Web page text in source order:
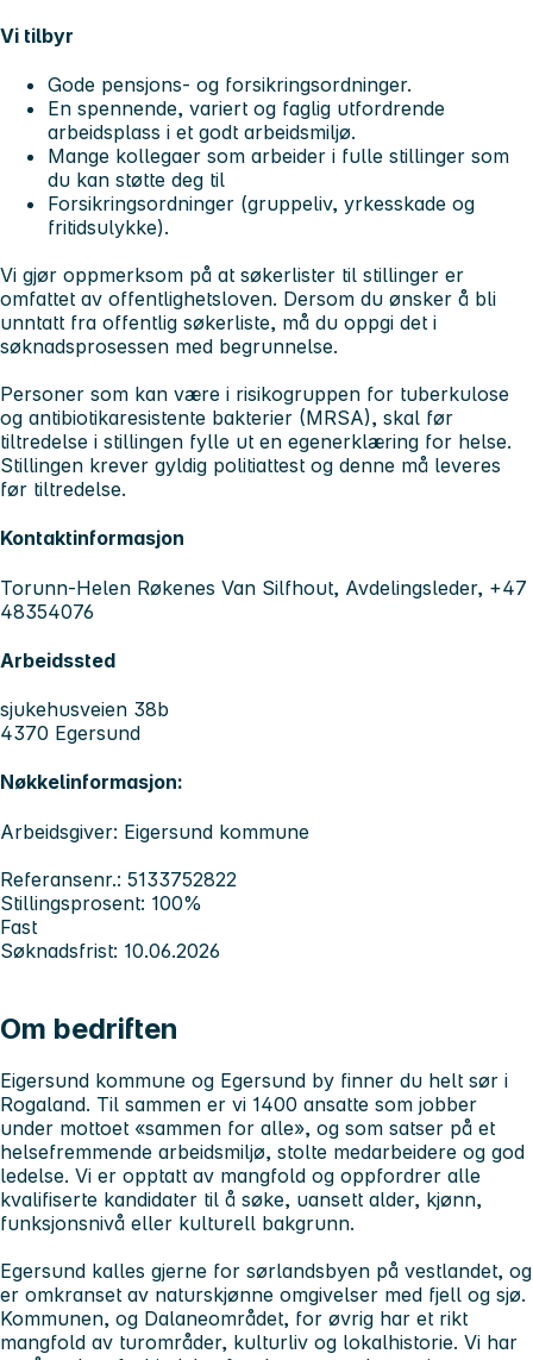
Vi tilbyr
Gode pensjons- og forsikringsordninger.
En spennende, variert og faglig utfordrende
arbeidsplass i et godt arbeidsmiljø.
Mange kollegaer som arbeider i fulle stillinger som
du kan støtte deg til
Forsikringsordninger (gruppeliv, yrkesskade og
fritidsulykke).
Vi gjør oppmerksom på at søkerlister til stillinger er
omfattet av offentlighetsloven. Dersom du ønsker å bli
unntatt fra offentlig søkerliste, må du oppgi det i
søknadsprosessen med begrunnelse.
Personer som kan være i risikogruppen for tuberkulose
og antibiotikaresistente bakterier (MRSA), skal før
tiltredelse i stillingen fylle ut en egenerklæring for helse.
Stillingen krever gyldig politiattest og denne må leveres
før tiltredelse.
Kontaktinformasjon
Torunn-Helen Røkenes Van Silfhout, Avdelingsleder, +47
48354076
Arbeidssted
sjukehusveien 38b
4370 Egersund
Nøkkelinformasjon:
Arbeidsgiver: Eigersund kommune
Referansenr.: 5133752822
Stillingsprosent: 100%
Fast
Søknadsfrist: 10.06.2026
Om bedriften
Eigersund kommune og Egersund by finner du helt sør i
Rogaland. Til sammen er vi 1400 ansatte som jobber
under mottoet «sammen for alle», og som satser på et
helsefremmende arbeidsmiljø, stolte medarbeidere og god
ledelse. Vi er opptatt av mangfold og oppfordrer alle
kvalifiserte kandidater til å søke, uansett alder, kjønn,
funksjonsnivå eller kulturell bakgrunn.
Egersund kalles gjerne for sørlandsbyen på vestlandet, og
er omkranset av naturskjønne omgivelser med fjell og sjø.
Kommunen, og Dalaneområdet, for øvrig har et rikt
mangfold av turområder, kulturliv og lokalhistorie. Vi har